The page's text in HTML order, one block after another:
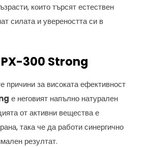
които търсят естествен
силата и увереността си в
300 Strong
причини за високата ефективност
е неговият напълно натурален
от активни вещества е
така че да работи синергично
резултат.